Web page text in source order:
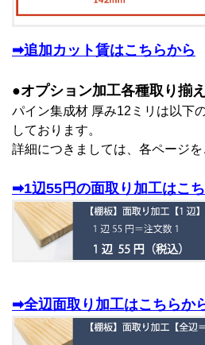
➡追加カット賃はこちらから
●オプション加工各種取り揃
パイン集成材 厚み12ミリは以下
しております。
詳細につきましては、各ページを
➡1辺55円の面取り加工はこ
➡全辺面取り加工はこちらか